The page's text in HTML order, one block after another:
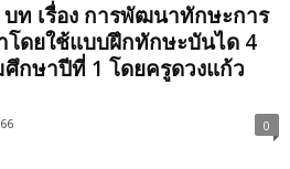
บท เรื่อง การพัฒนาทักษะการ
โดยใช้แบบฝึกทักษะบันได 4
กษาปีที่ 1 โดยครูดวงแก้ว
0